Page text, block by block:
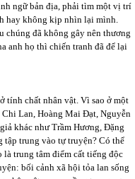
ngữ bản địa, phải tìm một vị trí
hay không kịp nhìn lại mình.
chúng đã không gây nên thương
anh họ thì chiến tranh đã để lại
tính chất nhân vật. Vì sao ở một
Chi Lan, Hoàng Mai Đạt, Nguyễn
khác như Trầm Hương, Đặng
tập trung vào tự truyện? Có thể
trung tâm điểm cất tiếng độc
bối cảnh xã hội tỏa lan sống